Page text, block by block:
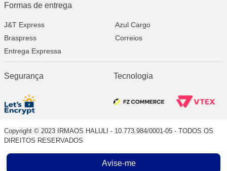
Avise-me
Formas de entrega
J&T Express
Azul Cargo
Braspress
Correios
Entrega Expressa
Segurança Tecnologia
Copyright © 2023 IRMAOS HALULI - 10.773.984/0001-05 - TODOS OS
DIREITOS RESERVADOS